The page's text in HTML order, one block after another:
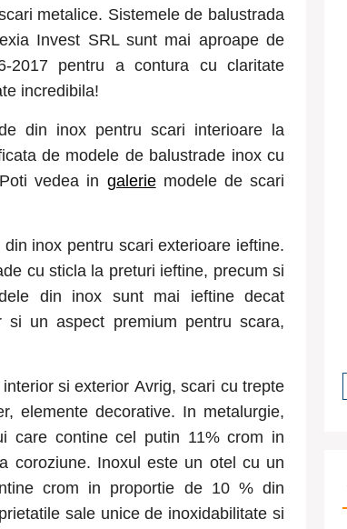
metalice. Sistemele de balustrada
Invest SRL sunt mai aproape de
2017 pentru a contura cu claritate
incredibila!
din inox pentru scari interioare la
de modele de balustrade inox cu
vedea in galeriemodele de scari
inox pentru scari exterioare ieftine.
cu sticla la preturi ieftine, precum si
din inox sunt mai ieftine decat
si un aspect premium pentru scara,
si exterior Avrig, scari cu trepte
elemente decorative. In metalurgie,
care contine cel putin 11% crom in
coroziune. Inoxul este un otel cu un
crom in proportie de 10 % din
sale unice de inoxidabilitate si